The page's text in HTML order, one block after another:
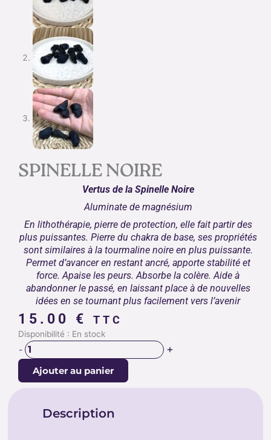
SPINELLE NOIRE
Vertus de la Spinelle Noire
Aluminate de magnésium
En lithothérapie, pierre de protection, elle fait partir des
plus puissantes. Pierre du chakra de base, ses propriétés
sont similaires à la tourmaline noire en plus puissante.
Permet d’avancer en restant ancré, apporte stabilité et
force. Apaise les peurs. Absorbe la colère. Aide à
abandonner le passé, en laissant place à de nouvelles
idées en se tournant plus facilement vers l’avenir
15.00 € TTC
Disponibilité : En stock
-
quantité
de
SPINELLE
NOIRE
+
Ajouter au panier
Description